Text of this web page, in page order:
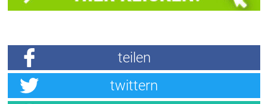
teilen
twittern